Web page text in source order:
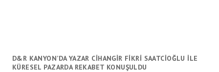
D&R KANYON’DA YAZAR CİHANGİR FİKRİ SAATCİOĞLU İLE
KÜRESEL PAZARDA REKABET KONUŞULDU